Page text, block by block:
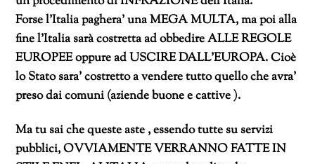
Forse l’Italia paghera’ una MEGA MULTA, ma poi alla
fine l’Italia sarà costretta ad obbedire ALLE REGOLE
EUROPEE oppure ad USCIRE DALL’EUROPA. Cioè
lo Stato sara’ costretto a vendere tutto quello che avra’
preso dai comuni (aziende buone e cattive ).
Ma tu sai che queste aste , essendo tutte su servizi
pubblici, OVVIAMENTE VERRANNO FATTE IN